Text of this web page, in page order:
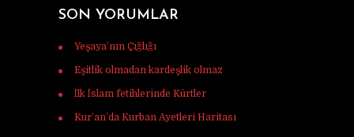
SON YORUMLAR
Yeşaya’nın Çığlığı
Eşitlik olmadan kardeşlik olmaz
İlk İslam fetihlerinde Kürtler
Kur’an’da Kurban Ayetleri Haritası